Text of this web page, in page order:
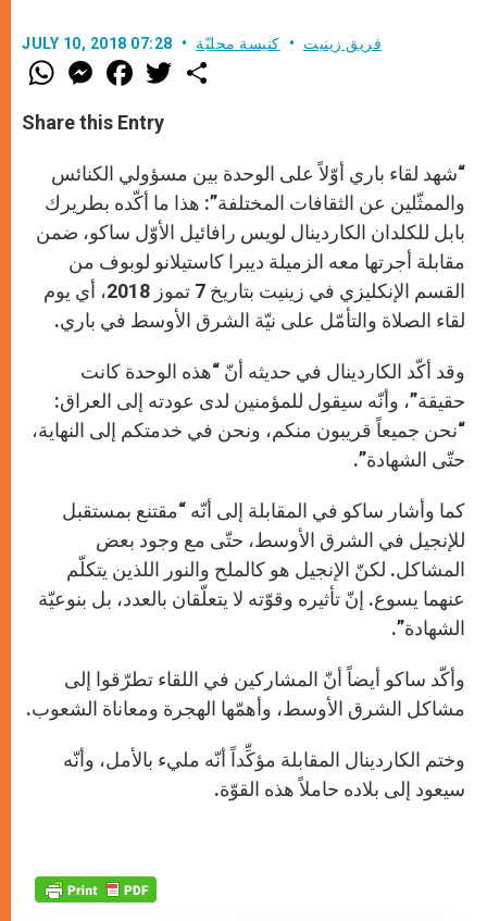
JULY 10, 2018 07:28 فريق زينيت كنيسة محليّة
W
h
t
s
p
M
e
s
e
g
e
r
F
a
e
b
o
k
w
Share this Entry
“شهد لقاء باري أوّلاً على الوحدة بين مسؤولي الكنائس
والممثّلين عن الثقافات المختلفة”: هذا ما أكّده بطريرك
بابل للكلدان الكاردينال لويس رافائيل الأوّل ساكو، ضمن
مقابلة أجرتها معه الزميلة ديبرا كاستيلانو لوبوف من
القسم الإنكليزي في زينيت بتاريخ 7 تموز 2018، أي يوم
لقاء الصلاة والتأمّل على نيّة الشرق الأوسط في باري.
وقد أكّد الكاردينال في حديثه أنّ “هذه الوحدة كانت
حقيقة”، وأنّه سيقول للمؤمنين لدى عودته إلى العراق:
“نحن جميعاً قريبون منكم، ونحن في خدمتكم إلى النهاية،
حتّى الشهادة”.
كما وأشار ساكو في المقابلة إلى أنّه “مقتنع بمستقبل
للإنجيل في الشرق الأوسط، حتّى مع وجود بعض
المشاكل. لكنّ الإنجيل هو كالملح والنور اللذين يتكلّم
عنهما يسوع. إنّ تأثيره وقوّته لا يتعلّقان بالعدد، بل بنوعيّة
الشهادة”.
وأكّد ساكو أيضاً أنّ المشاركين في اللقاء تطرّقوا إلى
مشاكل الشرق الأوسط، وأهمّها الهجرة ومعاناة الشعوب.
وختم الكاردينال المقابلة مؤكِّداً أنّه مليء بالأمل، وأنّه
سيعود إلى بلاده حاملاً هذه القوّة.